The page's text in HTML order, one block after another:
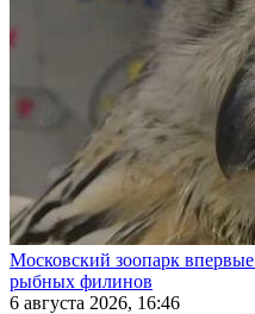
Московский зоопарк
рыбных филинов
6 августа 2026, 16:46